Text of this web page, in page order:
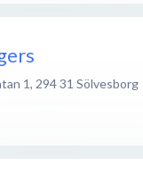
1, 294 31 Sölvesborg